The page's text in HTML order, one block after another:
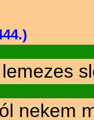
nekem